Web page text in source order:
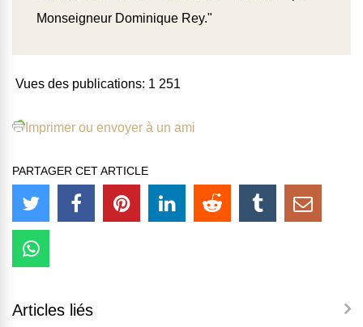
Monseigneur Dominique Rey."
Vues des publications: 1 251
Imprimer ou envoyer à un ami
PARTAGER CET ARTICLE
Articles liés